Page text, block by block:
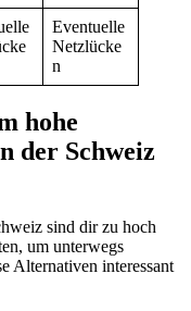
Eventuelle
Netzlücke
n
hohe
der Schweiz
sind dir zu hoch
um unterwegs
Alternativen interessant